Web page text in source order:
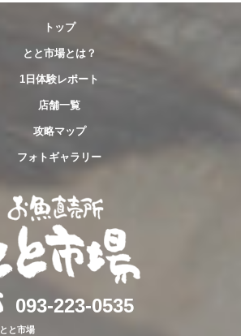
トップ
とと市場とは？
1日体験レポート
店舗一覧
攻略マップ
フォトギャラリー
093-223-0535
とと市場